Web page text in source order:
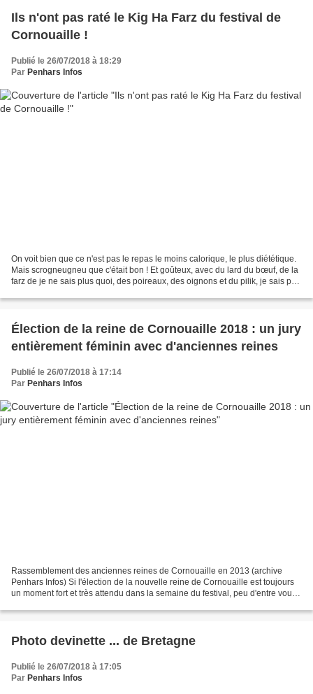
Ils n'ont pas raté le Kig Ha Farz du festival de
Cornouaille !
Publié le 26/07/2018 à 18:29
Par Penhars Infos
On voit bien que ce n'est pas le repas le moins calorique, le plus diététique.
Mais scrogneugneu que c'était bon ! Et goûteux, avec du lard du bœuf, de la
farz de je ne sais plus quoi, des poireaux, des oignons et du pilik, je sais pas
Élection de la reine de Cornouaille 2018 : un jury
entièrement féminin avec d'anciennes reines
Publié le 26/07/2018 à 17:14
Par Penhars Infos
Rassemblement des anciennes reines de Cornouaille en 2013 (archive
Penhars Infos) Si l'élection de la nouvelle reine de Cornouaille est toujours
un moment fort et très attendu dans la semaine du festival, peu d'entre vous
Photo devinette ... de Bretagne
Publié le 26/07/2018 à 17:05
Par Penhars Infos